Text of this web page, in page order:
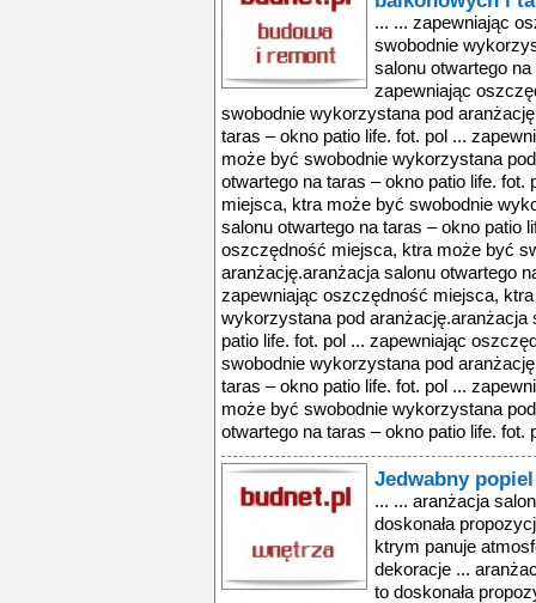
... ... zapewniając
swobodnie
salonu otwartego
zapewniając
swobodnie wykorzystana pod
taras – okno patio life. fot. pol ...
może być swobodnie wykorzystana
otwartego na taras – okno patio life.
miejsca, ktra może być swobodnie
salonu otwartego na taras – okno patio
oszczędność miejsca, ktra może być
aranżację.aranżacja salonu otwartego
zapewniając oszczędność miejsca,
wykorzystana pod aranżację.aranżacja
patio life. fot. pol ... zapewniając
swobodnie wykorzystana pod
taras – okno patio life. fot. pol ...
może być swobodnie wykorzystana
otwartego na taras – okno patio life. fot.
Jedwabny
... ... aranżacja
doskonała
ktrym panuje
dekoracje ...
to doskonała